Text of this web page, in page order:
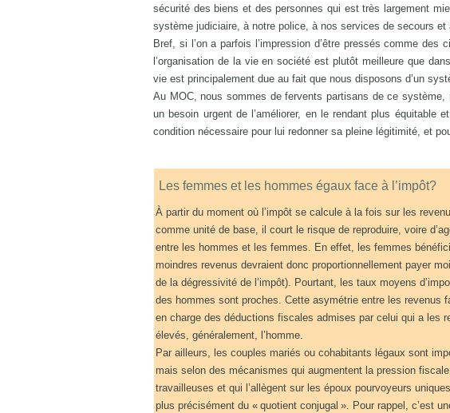
sécurité des biens et des personnes qui est très largement
système judiciaire, à notre police, à nos services de secours et
Bref, si l’on a parfois l’impression d’être pressés comme
l’organisation de la vie en société est plutôt meilleure que
vie est principalement due au fait que nous disposons d’un
Au MOC, nous sommes de fervents partisans de ce
un besoin urgent de l’améliorer, en le rendant plus équitable
condition nécessaire pour lui redonner sa pleine légitimité, et
Les femmes et les hommes égaux face à l’impôt?
À partir du moment où l’impôt se calcule à la fois sur les
comme unité de base, il court le risque de reproduire, voire
entre les hommes et les femmes. En effet, les femmes
moindres revenus devraient donc proportionnellement payer
de la dégressivité de l’impôt). Pourtant, les taux moyens
des hommes sont proches. Cette asymétrie entre les revenus
en charge des déductions fiscales admises par celui qui a les
élevés, généralement, l’homme.
Par ailleurs, les couples mariés ou cohabitants légaux sont
mais selon des mécanismes qui augmentent la pression
travailleuses et qui l’allègent sur les époux pourvoyeurs
plus précisément du « quotient conjugal ». Pour rappel, c’est